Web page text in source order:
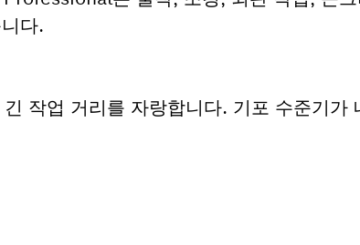
다.
작업 거리를 자랑합니다. 기포 수준기가